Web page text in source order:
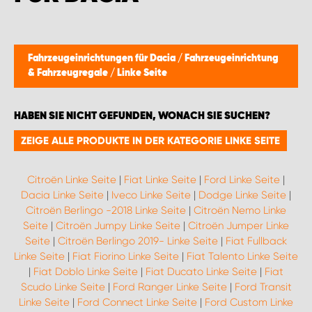
Fahrzeugeinrichtungen für Dacia / Fahrzeugeinrichtung
& Fahrzeugregale / Linke Seite
HABEN SIE NICHT GEFUNDEN, WONACH SIE SUCHEN?
ZEIGE ALLE PRODUKTE IN DER KATEGORIE LINKE SEITE
Citroën Linke Seite | Fiat Linke Seite | Ford Linke Seite |
Dacia Linke Seite | Iveco Linke Seite | Dodge Linke Seite |
Citroën Berlingo -2018 Linke Seite | Citroën Nemo Linke
Seite | Citroën Jumpy Linke Seite | Citroën Jumper Linke
Seite | Citroën Berlingo 2019- Linke Seite | Fiat Fullback
Linke Seite | Fiat Fiorino Linke Seite | Fiat Talento Linke Seite
| Fiat Doblo Linke Seite | Fiat Ducato Linke Seite | Fiat
Scudo Linke Seite| Ford Ranger Linke Seite| Ford Transit
Linke Seite | Ford Connect Linke Seite | Ford Custom Linke
WORK SYSTEM BRÜSSEL
WORK SYSTEM LIMBURG-KEMPEN
WORK SYSTEM WORK SYSTEM BRÜGGE